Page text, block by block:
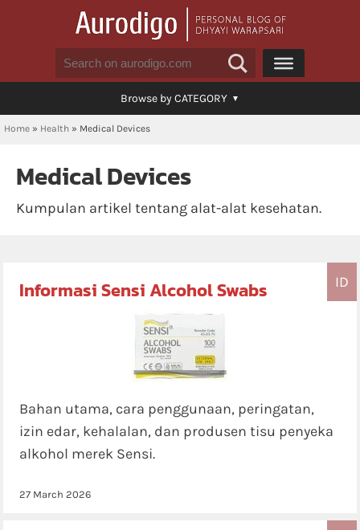
Browse by CATEGORY
Home » Health » Medical Devices
Medical Devices
Kumpulan artikel tentang alat-alat kesehatan.
ID
Informasi Sensi Alcohol Swabs
Bahan utama, cara penggunaan, peringatan,
izin edar, kehalalan, dan produsen tisu penyeka
alkohol merek Sensi.
27 March 2026